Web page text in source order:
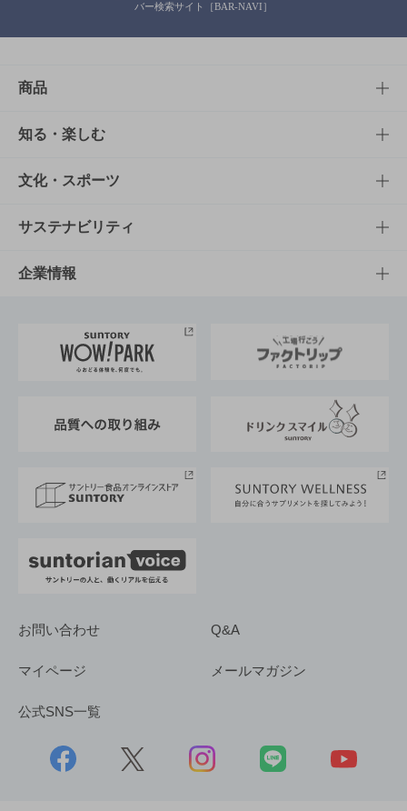
バー検索サイト［BAR-NAVI］
商品
商品TOP
商品一覧
商品発売情報
栄養成分一覧
知る・楽しむ
知る・楽しむTOP
キャンペーン
工場見学
地域情報
文化・スポーツ
文化・スポーツTOP
サントリーホール
サントリーサンバーズ大阪
サステナビリティ
サステナビリティTOP
サントリーが考えるサステナビリティ経営
企業情報
企業概要
採用情報
お問い合わせ Q&A
マイページ メールマガジン
公式SNS一覧